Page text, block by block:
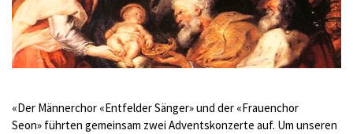
«Der Männerchor «Entfelder Sänger» und der «Frauenchor
Seon» führten gemeinsam zwei Adventskonzerte auf. Um unseren